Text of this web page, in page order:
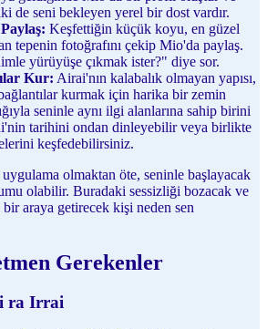
de seni bekleyen yerel bir dost vardır.
Keşfettiğin küçük koyu, en güzel
tepenin fotoğrafını çekip Mio'da paylaş.
yürüyüşe çıkmak ister?" diye sor.
Kur: Airai'nın kalabalık olmayan yapısı,
kurmak için harika bir zemin
seninle aynı ilgi alanlarına sahip birini
tarihini ondan dinleyebilir veya birlikte
keşfedebilirsiniz.
olmaktan öte, seninle başlayacak
olabilir. Buradaki sessizliği bozacak ve
araya getirecek kişi neden sen
Gerekenler
ra Irrai